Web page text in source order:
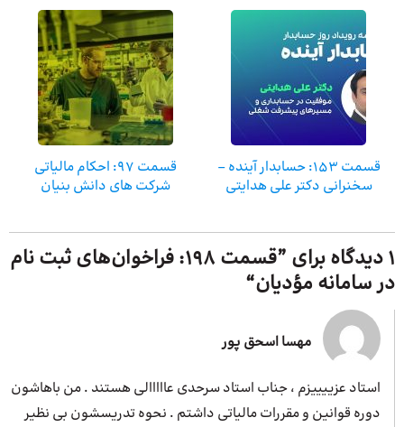
قسمت ۱۵۳: حسابدار آینده –
سخنرانی دکتر علی هدایتی
قسمت 97: احکام مالیاتی
شرکت های دانش بنیان
1 دیدگاه برای ”
قسمت ۱۹۸: فراخوان‌های ثبت نام
در سامانه مؤدیان“
مهسا اسحق پور
استاد عزییییزم ، جناب استاد سرحدی عااااالی هستند . من باهاشون
دوره قوانین و مقررات مالیاتی داشتم . نحوه تدریسشون بی نظیر